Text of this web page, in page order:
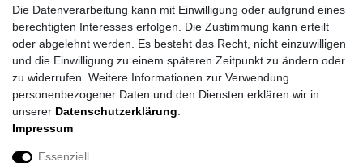
Impressum
Die Datenverarbeitung kann mit Einwilligung oder aufgrund eines
berechtigten Interesses erfolgen. Die Zustimmung kann erteilt
oder abgelehnt werden. Es besteht das Recht, nicht einzuwilligen
und die Einwilligung zu einem späteren Zeitpunkt zu ändern oder
zu widerrufen. Weitere Informationen zur Verwendung
personenbezogener Daten und den Diensten erklären wir in
unserer Daten­schutz­erklärung
Impressum
Essenziell